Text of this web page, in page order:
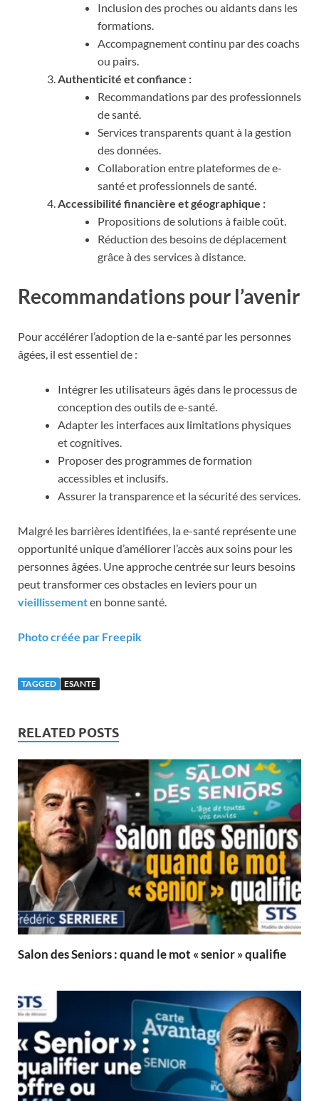
Inclusion des proches ou aidants dans les
formations.
Accompagnement continu par des coachs
ou pairs.
Authenticité et confiance :
Recommandations par des professionnels
de santé.
Services transparents quant à la gestion
des données.
Collaboration entre plateformes de e-
santé et professionnels de santé.
Accessibilité financière et géographique :
Propositions de solutions à faible coût.
Réduction des besoins de déplacement
grâce à des services à distance.
Recommandations pour l’avenir
Pour accélérer l’adoption de la e-santé par les personnes
âgées, il est essentiel de :
Intégrer les utilisateurs âgés dans le processus de
conception des outils de e-santé.
Adapter les interfaces aux limitations physiques
et cognitives.
Proposer des programmes de formation
accessibles et inclusifs.
Assurer la transparence et la sécurité des services.
Malgré les barrières identifiées, la e-santé représente une
opportunité unique d’améliorer l’accès aux soins pour les
personnes âgées. Une approche centrée sur leurs besoins
peut transformer ces obstacles en leviers pour un
vieillissementen bonne santé.
Photo créée par Freepik
TAGGED ESANTE
RELATED POSTS
Salon des Seniors : quand le mot « senior » qualifie